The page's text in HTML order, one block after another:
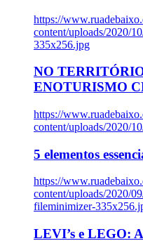
https://
content/uploads/2020/
335x256.jpg
NO
ENOTURISMO
https://
content/uploads/2020/
5 elementos
https://
content/uploads/2020/
fileminimizer-
LEVI’s e LEGO: